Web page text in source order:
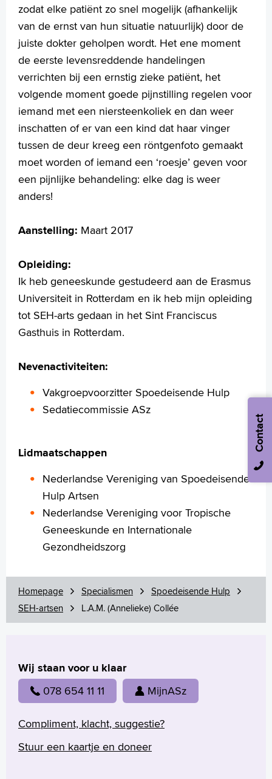
zodat elke patiënt zo snel mogelijk (afhankelijk
van de ernst van hun situatie natuurlijk) door de
juiste dokter geholpen wordt. Het ene moment
de eerste levensreddende handelingen
verrichten bij een ernstig zieke patiënt, het
volgende moment goede pijnstilling regelen voor
iemand met een niersteenkoliek en dan weer
inschatten of er van een kind dat haar vinger
tussen de deur kreeg een röntgenfoto gemaakt
moet worden of iemand een ‘roesje’ geven voor
een pijnlijke behandeling: elke dag is weer
anders!
Aanstelling: Maart 2017
Opleiding:
Ik heb geneeskunde gestudeerd aan de Erasmus
Universiteit in Rotterdam en ik heb mijn opleiding
tot SEH-arts gedaan in het Sint Franciscus
Gasthuis in Rotterdam.
Nevenactiviteiten:
Vakgroepvoorzitter Spoedeisende Hulp
Sedatiecommissie ASz
Lidmaatschappen
Nederlandse Vereniging van Spoedeisende
Hulp Artsen
Nederlandse Vereniging voor Tropische
Geneeskunde en Internationale
Gezondheidszorg
Homepage Specialismen
Spoedeisende Hulp
SEH-artsen
L.A.M. (Annelieke) Collée
Wij staan voor u klaar
078 654 11 11 MijnASz
Compliment, klacht, suggestie?
Stuur een kaartje en doneer
Contact